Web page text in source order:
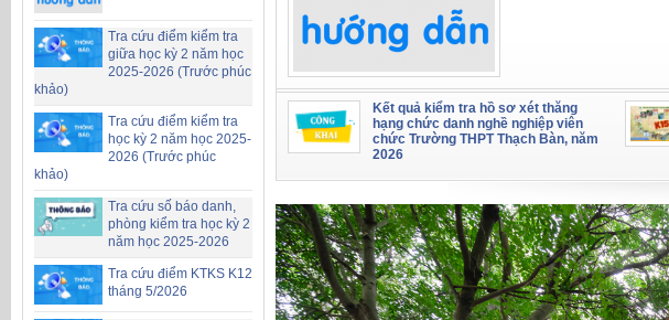
Tra cứu điểm kiểm tra
giữa học kỳ 2 năm học
2025-2026 (Trước phúc
khảo)
Tra cứu điểm kiểm tra
học kỳ 2 năm học 2025-
2026 (Trước phúc
khảo)
Tra cứu số báo danh,
phòng kiểm tra học kỳ 2
năm học 2025-2026
Tra cứu điểm KTKS K12
tháng 5/2026
Kết quả kiểm tra hồ sơ xét thăng
hạng chức danh nghề nghiệp viên
chức Trường THPT Thạch Bàn, năm
2026